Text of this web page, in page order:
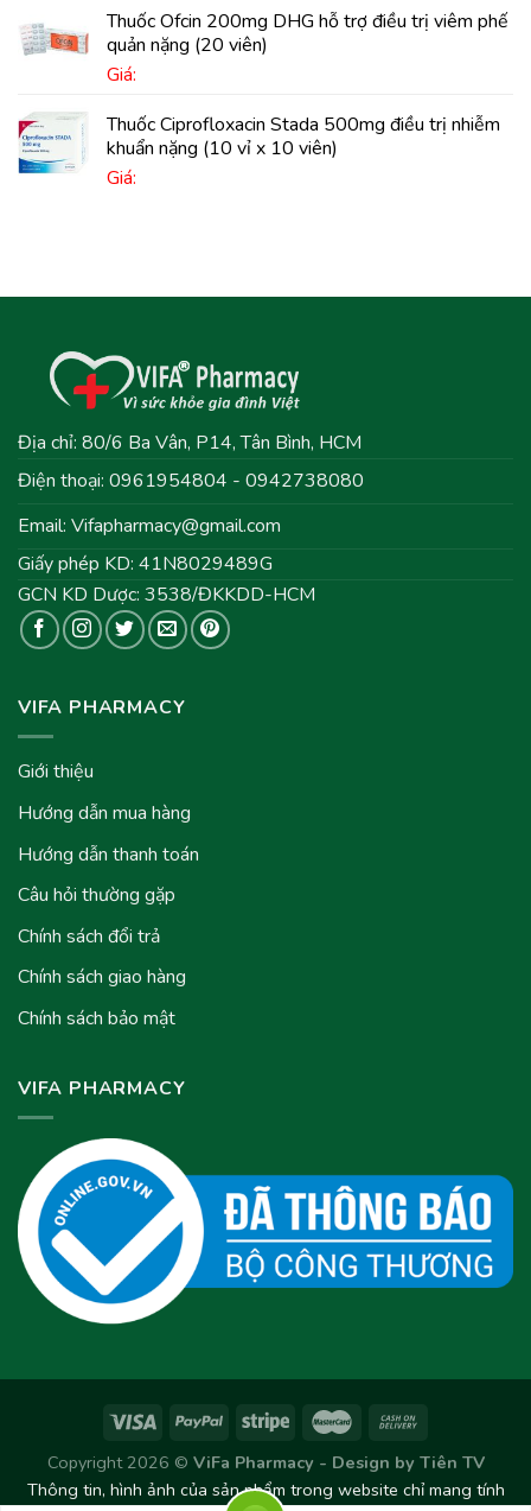
Thuốc Ofcin 200mg DHG hỗ trợ điều trị viêm phế
quản nặng (20 viên)
Giá:
Thuốc Ciprofloxacin Stada 500mg điều trị nhiễm
khuẩn nặng (10 vỉ x 10 viên)
Giá:
Địa chỉ: 80/6 Ba Vân, P14, Tân Bình, HCM
Điện thoại: 0961954804 - 0942738080
Email: Vifapharmacy@gmail.com
Giấy phép KD: 41N8029489G
GCN KD Dược: 3538/ĐKKDD-HCM
VIFA PHARMACY
Giới thiệu
Hướng dẫn mua hàng
Hướng dẫn thanh toán
Câu hỏi thường gặp
Chính sách đổi trả
Chính sách giao hàng
Chính sách bảo mật
VIFA PHARMACY
Copyright 2026 © ViFa Pharmacy - Design by Tiên TV
Thông tin, hình ảnh của sản phẩm trong website chỉ mang tính